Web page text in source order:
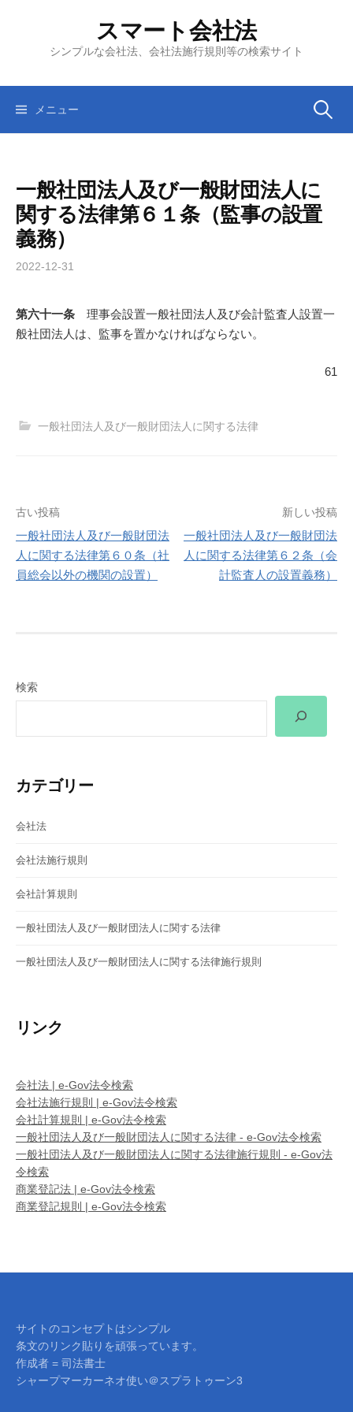
ツ
スマート会社法
シンプルな会社法、会社法施行規則等の検索サイト
メニュー 検
一般社団法人及び一般財団法人に
関する法律第６１条（監事の設置
義務）
2022-12-31
第六十一条 理事会設置一般社団法人及び会計監査人設置一
般社団法人は、監事を置かなければならない。
61
一般社団法人及び一般財団法人に関する法律
投
稿
ナ
ー
ン
古い投稿
一般社団法人及び一般財団法
人に関する法律第６０条（社
員総会以外の機関の設置）
新しい投稿
一般社団法人及び一般財団法
人に関する法律第６２条（会
計監査人の設置義務）
検索
カテゴリー
会社法
会社法施行規則
会社計算規則
一般社団法人及び一般財団法人に関する法律
一般社団法人及び一般財団法人に関する法律施行規則
リンク
会社法 | e-Gov法令検索
会社法施行規則 | e-Gov法令検索
会社計算規則 | e-Gov法令検索
一般社団法人及び一般財団法人に関する法律 - e-Gov法令検索
一般社団法人及び一般財団法人に関する法律施行規則 - e-Gov法
令検索
商業登記法 | e-Gov法令検索
商業登記規則 | e-Gov法令検索
サイトのコンセプトはシンプル
条文のリンク貼りを頑張っています。
作成者 = 司法書士
シャープマーカーネオ使い＠スプラトゥーン3